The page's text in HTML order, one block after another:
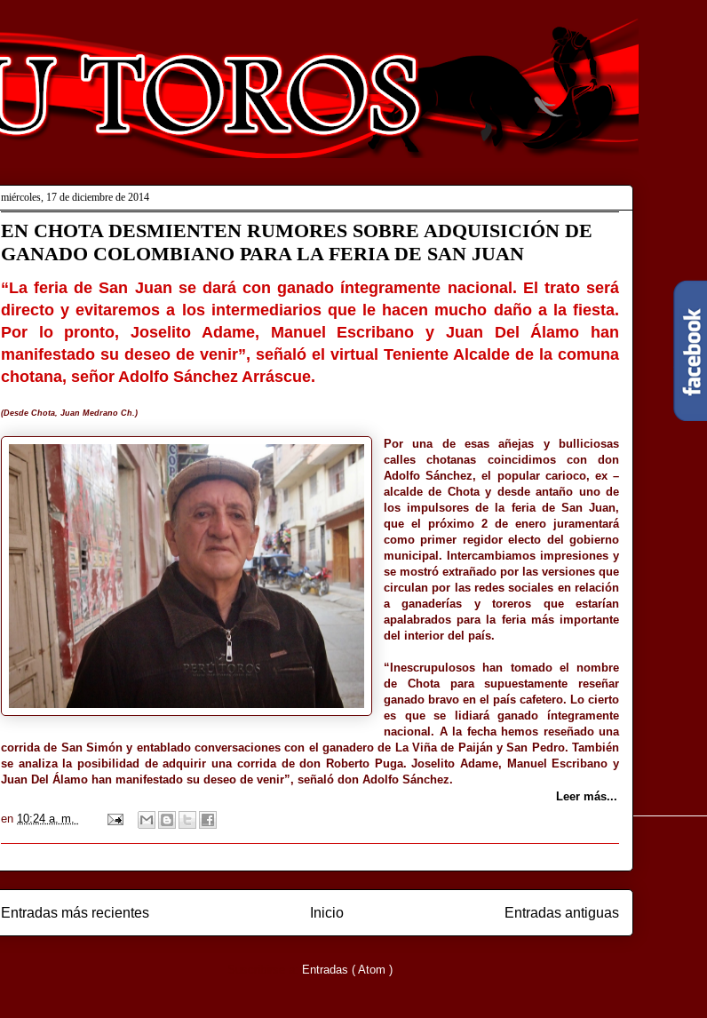
miércoles, 17 de diciembre de 2014
EN CHOTA DESMIENTEN RUMORES SOBRE ADQUISICIÓN DE
GANADO COLOMBIANO PARA LA FERIA DE SAN JUAN
“La feria de San Juan se dará con ganado íntegramente nacional. El trato será
directo y evitaremos a los intermediarios que le hacen mucho daño a la fiesta.
Por lo pronto, Joselito Adame, Manuel Escribano y Juan Del Álamo han
manifestado su deseo de venir”, señaló el virtual Teniente Alcalde de la comuna
chotana, señor Adolfo Sánchez Arráscue.
(Desde Chota, Juan Medrano Ch.)
Por una de esas añejas y bulliciosas
calles chotanas coincidimos con don
Adolfo Sánchez, el popular carioco, ex –
alcalde de Chota y desde antaño uno de
los impulsores de la feria de San Juan,
que el próximo 2 de enero juramentará
como primer regidor electo del gobierno
municipal. Intercambiamos impresiones y
se mostró extrañado por las versiones que
circulan por las redes sociales en relación
a ganaderías y toreros que estarían
apalabrados para la feria más importante
del interior del país.
“Inescrupulosos han tomado el nombre
de Chota para supuestamente reseñar
ganado bravo en el país cafetero. Lo cierto
es que se lidiará ganado íntegramente
nacional. A la fecha hemos reseñado una
corrida de San Simón y entablado conversaciones con el ganadero de La Viña de Paiján y San Pedro. También
se analiza la posibilidad de adquirir una corrida de don Roberto Puga. Joselito Adame, Manuel Escribano y
Juan Del Álamo han manifestado su deseo de venir”, señaló don Adolfo Sánchez.
Leer más...
en 10:24 a. m.
Entradas más recientes Entradas antiguas
Inicio
Entradas ( Atom )